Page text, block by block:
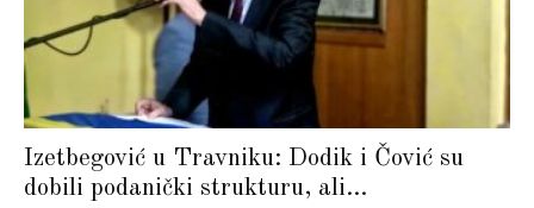
Izetbegović u Travniku: Dodik i Čović su
dobili podanički strukturu, ali...